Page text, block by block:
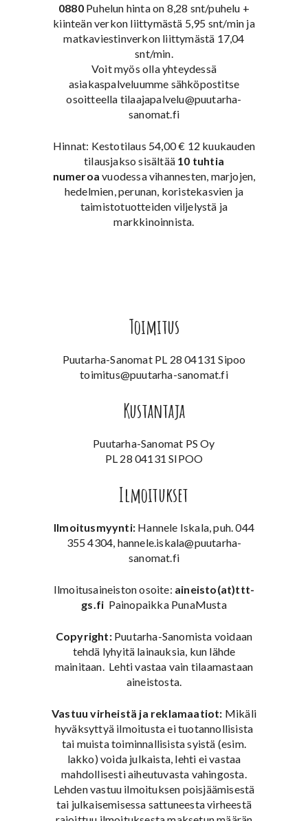
0880Puhelun hinta on 8,28 snt/puhelu +
kiinteän verkon liittymästä 5,95 snt/min ja
matkaviestinverkon liittymästä 17,04
snt/min.
Voit myös olla yhteydessä
asiakaspalveluumme sähköpostitse
osoitteella tilaajapalvelu@puutarha-
sanomat.fi
Hinnat: Kestotilaus 54,00 € 12 kuukauden
tilausjakso sisältää 10 tuhtia
numeroa vuodessa vihannesten, marjojen,
hedelmien, perunan, koristekasvien ja
taimistotuotteiden viljelystä ja
markkinoinnista.
Toimitus
Puutarha-Sanomat PL 28 04131 Sipoo
toimitus@puutarha-sanomat.fi
Kustantaja
Puutarha-Sanomat PS Oy
PL 28 04131 SIPOO
Ilmoitukset
Ilmoitusmyynti: Hannele Iskala, puh. 044
355 4304, hannele.iskala@puutarha-
sanomat.fi
Ilmoitusaineiston osoite: aineisto(at)ttt-
gs.fi Painopaikka PunaMusta
Copyright:Puutarha-Sanomista voidaan
tehdä lyhyitä lainauksia, kun lähde
mainitaan. Lehti vastaa vain tilaamastaan
aineistosta.
Vastuu virheistä ja reklamaatiot: Mikäli
hyväksyttyä ilmoitusta ei tuotannollisista
tai muista toiminnallisista syistä (esim.
lakko) voida julkaista, lehti ei vastaa
mahdollisesti aiheutuvasta vahingosta.
Lehden vastuu ilmoituksen poisjäämisestä
tai julkaisemisessa sattuneesta virheestä